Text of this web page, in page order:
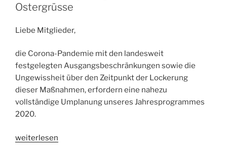
Ostergrüsse
Liebe Mitglieder,
die Corona-Pandemie mit den landesweit
festgelegten Ausgangsbeschränkungen sowie die
Ungewissheit über den Zeitpunkt der Lockerung
dieser Maßnahmen, erfordern eine nahezu
vollständige Umplanung unseres Jahresprogrammes
2020.
„Veranstaltungsprogramm
weiterlesen